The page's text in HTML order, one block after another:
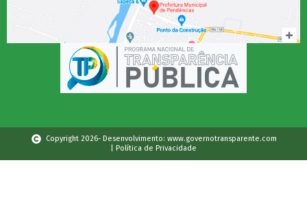
Copyright 2026- Desenvolvimento: www.governotransparente.com
| Política de Privacidade